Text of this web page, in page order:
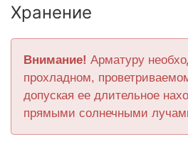
Хранение
Внимание! Арматуру
прохладном,
допуская ее длительное
прямыми солнечными